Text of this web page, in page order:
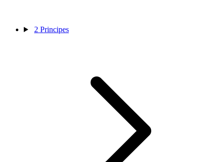
2 Principes